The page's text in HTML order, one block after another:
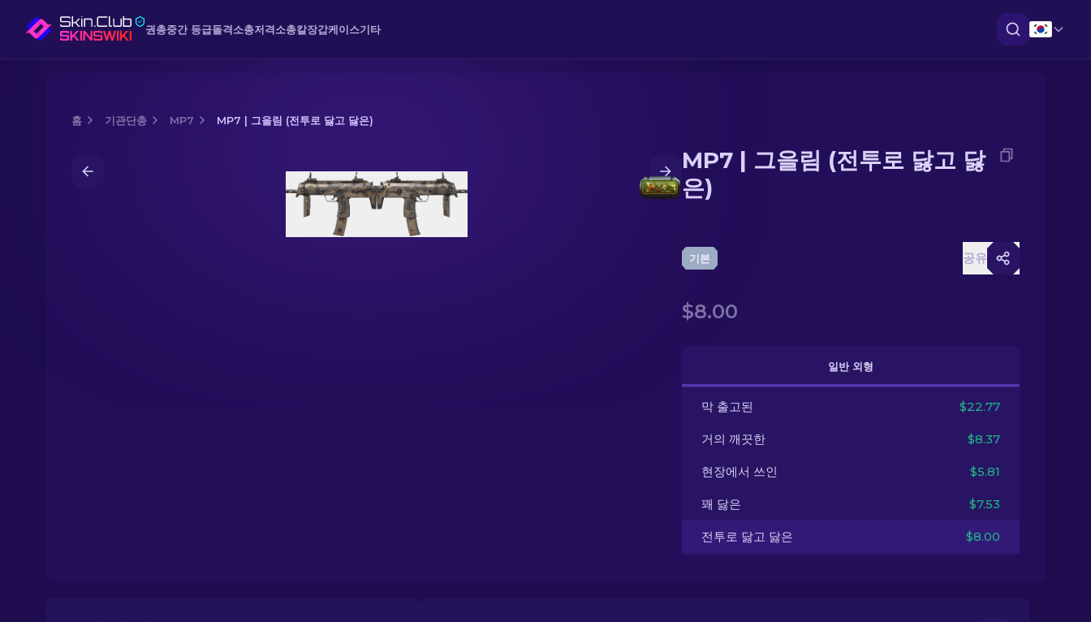
권총중간 등급돌격소총저격소총칼장갑케이스기타
홈 기관단총 MP7 MP7 | 그을림 (전투로 닳고 닳은)
MP7 | 그을림 (전투로 닳고 닳은)
MP7 | 그을림 (전투로 닳고 닳
은)
기본 공유
$8.00
일반 외형
막 출고된 $22.77
거의 깨끗한 $8.37
현장에서 쓰인 $5.81
꽤 닳은 $7.53
전투로 닳고 닳은 $8.00